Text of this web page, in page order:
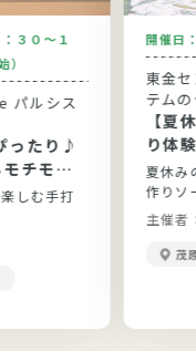
３０～１
）
パルシス
ったり♪
チモチ
しむ手打
開催日
東金セ
テム
【夏
り体
夏休み
作りソ
主催者
茂